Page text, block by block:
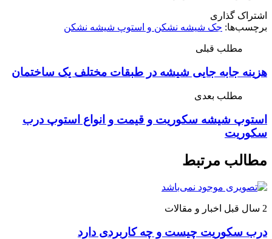
اشتراک گذاری
برچسب‌ها: جک شیشه نشکن و استوپ شیشه نشکن
مطلب قبلی
هزینه جابه جایی شیشه در طبقات مختلف یک ساختمان
مطلب بعدی
استوپ شیشه سکوریت و قیمت و انواع استوپ درب
سکوریت
مطالب مرتبط
2 سال قبل اخبار و مقالات
درب سکوریت چیست و چه کاربردی دارد